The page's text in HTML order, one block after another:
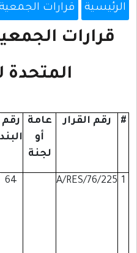
الرئيسية قرارات
قرارات
المتحدة
# رقم القرار
عامة
أو
لجنة
رقم
البند
1
A/RES/76/225
64